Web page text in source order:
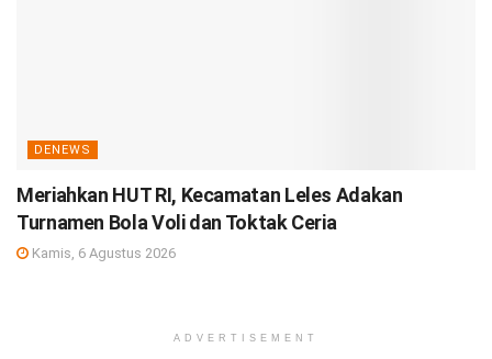
DENEWS
Meriahkan HUT RI, Kecamatan Leles Adakan
Turnamen Bola Voli dan Toktak Ceria
Kamis, 6 Agustus 2026
ADVERTISEMENT